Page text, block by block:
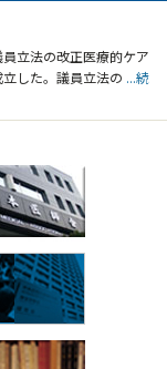
立法の改正医療的ケア
した。議員立法の ...続